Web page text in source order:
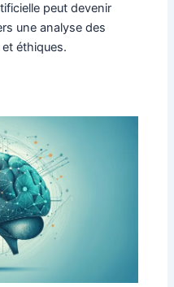
peut devenir
une analyse des
éthiques.